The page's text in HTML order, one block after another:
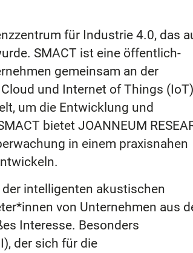
für Industrie 4.0, das
SMACT ist eine öffentlich-
gemeinsam an der
und Internet of Things
um die Entwicklung und
bietet JOANNEUM
in einem praxisnahen
intelligenten akustischen
von Unternehmen aus
Interesse. Besonders
der sich für die